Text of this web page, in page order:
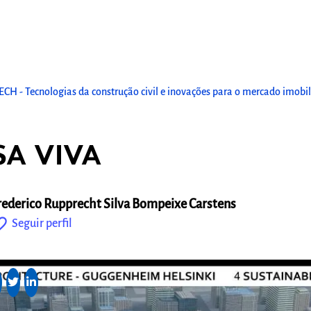
- Tecnologias da construção civil e inovações para o mercado
VIVA
Rupprecht Silva Bompeixe Carstens
Seguir perfil